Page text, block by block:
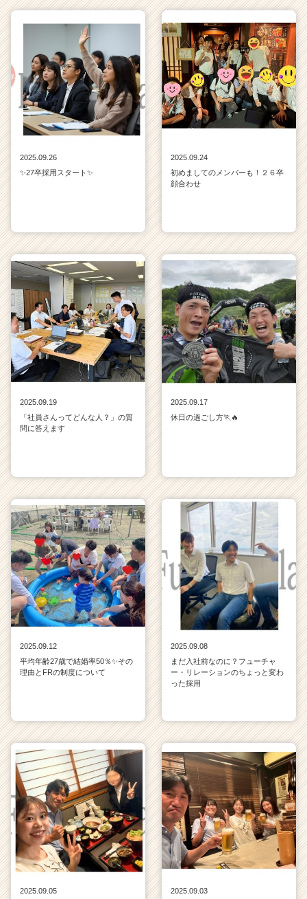
2025.09.26
✨27卒採用スタート✨
2025.09.24
初めましてのメンバーも！２６卒
顔合わせ
2025.09.19
「社員さんってどんな人？」の質
問に答えます
2025.09.17
休日の過ごし方🏃🔥
2025.09.12
平均年齢27歳で結婚率50％✨その
理由とFRの制度について
2025.09.08
まだ入社前なのに？フューチャ
ー・リレーションのちょっと変わ
った採用
2025.09.05
2025.09.03